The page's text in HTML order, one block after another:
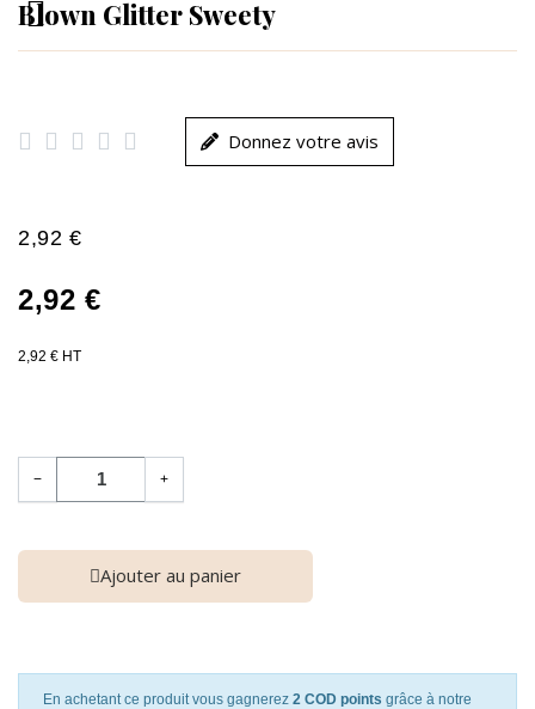
Blown Glitter Sweety
     Donnez votre avis
2,92 €
2,92 €
2,92 € HT
− +
Ajouter au panier
En achetant ce produit vous gagnerez 2 COD points grâce à notre